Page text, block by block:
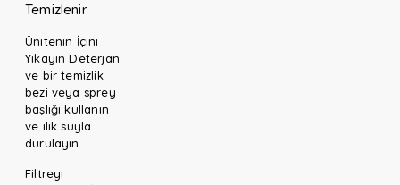
Temizlenir
Ünitenin İçini
Yıkayın Deterjan
ve bir temizlik
bezi veya sprey
başlığı kullanın
ve ılık suyla
durulayın.
Filtreyi